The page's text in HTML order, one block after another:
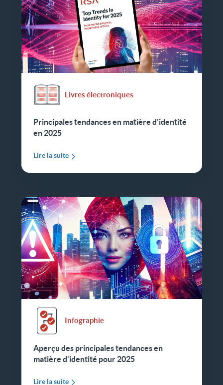
Livres électroniques
Principales tendances en matière d'identité
en 2025
Lire la suite
Infographie
Aperçu des principales tendances en
matière d'identité pour 2025
Lire la suite